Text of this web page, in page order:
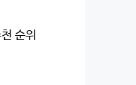
순위